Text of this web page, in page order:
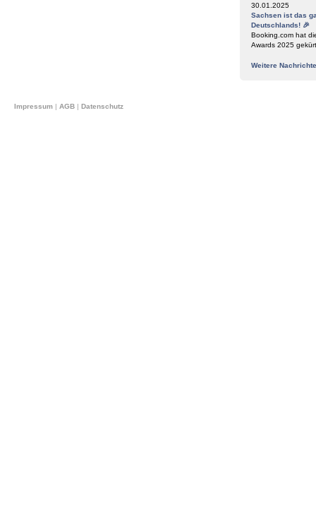
30.01.2025
Sachsen ist das
Deutschlands! 🎉
Booking.com hat
Awards 2025 gekürt
Weitere
Impressum | AGB | Datenschutz